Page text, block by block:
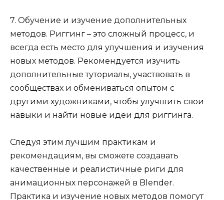
7. Обучение и изучение дополнительных
методов. Риггинг – это сложный процесс, и
всегда есть место для улучшения и изучения
новых методов. Рекомендуется изучить
дополнительные туториалы, участвовать в
сообществах и обмениваться опытом с
другими художниками, чтобы улучшить свои
навыки и найти новые идеи для риггинга.
Следуя этим лучшим практикам и
рекомендациям, вы сможете создавать
качественные и реалистичные риги для
анимационных персонажей в Blender.
Практика и изучение новых методов помогут